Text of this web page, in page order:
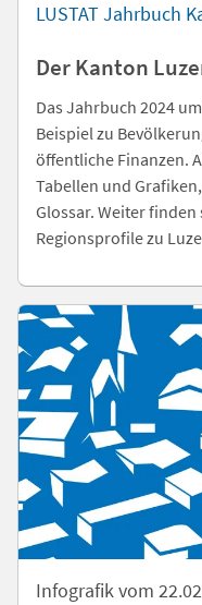
LUSTAT Jahrbuch
Der Kanton
Das Jahrbuch 2024
Beispiel zu
öffentliche Finanzen.
Tabellen und
Glossar. Weiter
Regionsprofile zu
Infografik vom